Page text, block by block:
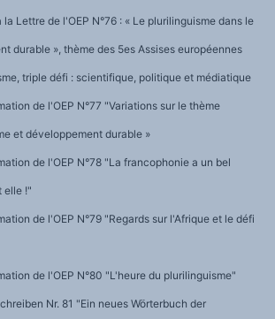
la Lettre de l'OEP N°76 : « Le plurilinguisme dans le
durable », thème des 5es Assises européennes
triple défi : scientifique, politique et médiatique
de l'OEP N°77 "Variations sur le thème
et développement durable »
de l'OEP N°78 "La francophonie a un bel
elle !"
de l'OEP N°79 "Regards sur l'Afrique et le défi
de l'OEP N°80 "L'heure du plurilinguisme"
Nr. 81 "Ein neues Wörterbuch der